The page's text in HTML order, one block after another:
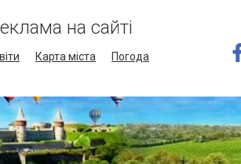
на сайті
Карта міста
Погода